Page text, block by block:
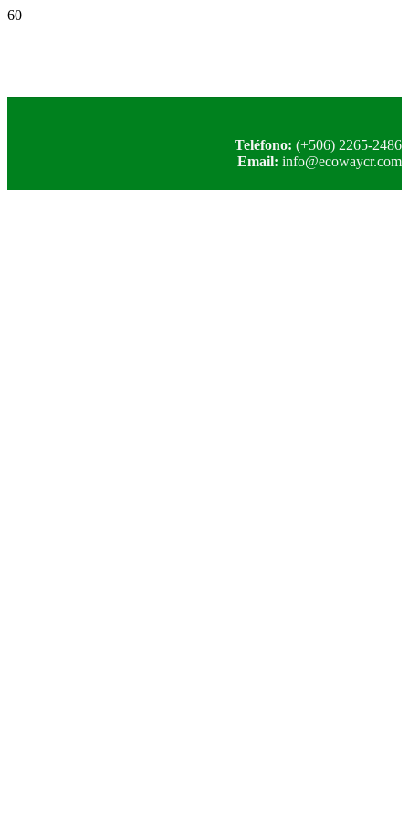
Teléfono: (+506) 2265-2486
Email: info@ecowaycr.com